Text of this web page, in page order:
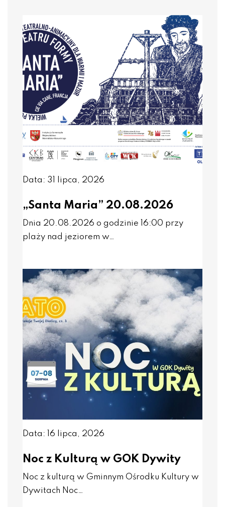
Data: 31 lipca, 2026
„Santa Maria” 20.08.2026
Dnia 20.08.2026 o godzinie 16:00 przy
plaży nad jeziorem w…
Data: 16 lipca, 2026
Noc z Kulturą w GOK Dywity
Noc z kulturą w Gminnym Ośrodku Kultury w
Dywitach Noc…